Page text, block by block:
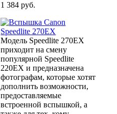
1 384 pуб.
Модель Speedlite 270EX
приходит на смену
популярной Speedlite
220EX и предназначена
фотографам, которые хотят
дополнить возможности,
предоставляемые
встроенной вспышкой, а